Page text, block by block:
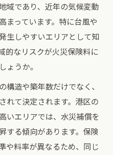
域であり、近年の気候変動
まっています。特に台風や
生しやすいエリアとして知
的なリスクが火災保険料に
ょうか。
構造や築年数だけでなく、
れて決定されます。港区の
いエリアでは、水災補償を
する傾向があります。保険
や料率が異なるため、同じ